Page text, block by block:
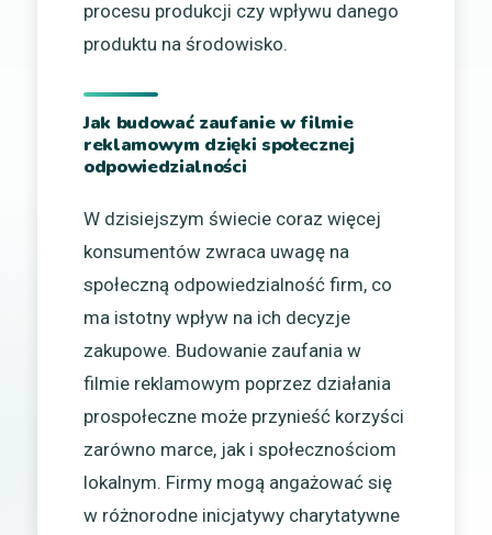
procesu produkcji czy wpływu danego
produktu na środowisko.
Jak budować zaufanie w filmie
reklamowym dzięki społecznej
odpowiedzialności
W dzisiejszym świecie coraz więcej
konsumentów zwraca uwagę na
społeczną odpowiedzialność firm, co
ma istotny wpływ na ich decyzje
zakupowe. Budowanie zaufania w
filmie reklamowym poprzez działania
prospołeczne może przynieść korzyści
zarówno marce, jak i społecznościom
lokalnym. Firmy mogą angażować się
w różnorodne inicjatywy charytatywne